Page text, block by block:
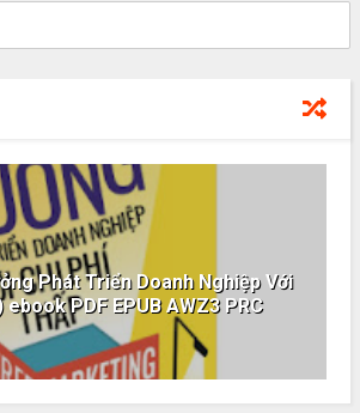
Phát Triển Doanh Nghiệp Với
PDF EPUB AWZ3 PRC